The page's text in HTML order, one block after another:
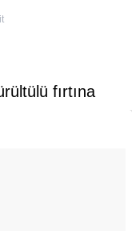
fırtına